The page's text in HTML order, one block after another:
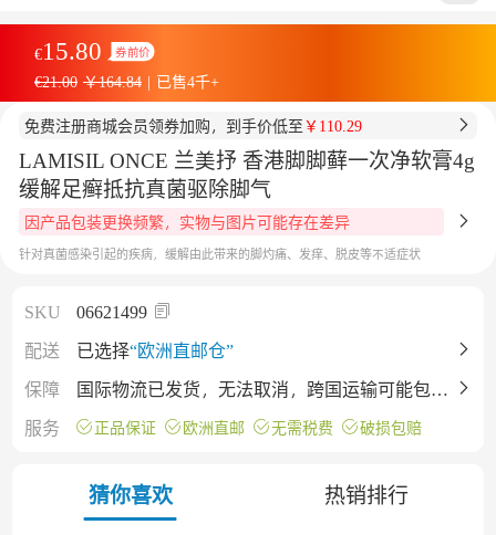
€15.80 券前价
€21.00 ￥164.84 | 已售4千+
免费注册商城会员领券加购，到手价低至 ￥110.29
LAMISIL ONCE 兰美抒 香港脚脚藓一次净软膏4g
缓解足癣抵抗真菌驱除脚气
因产品包装更换频繁，实物与图片可能存在差异
针对真菌感染引起的疾病，缓解由此带来的脚灼痛、发痒、脱皮等不适症状
SKU
06621499
配送
已选择“欧洲直邮仓”
保障
国际物流已发货，无法取消，跨国运输可能包裹
会有挤压（不影响产品），不同批次保质期有差
异，详情仅供参考，下单即默认接受。
服务 正品保证 欧洲直邮 无需税费 破损包赔
猜你喜欢 热销排行